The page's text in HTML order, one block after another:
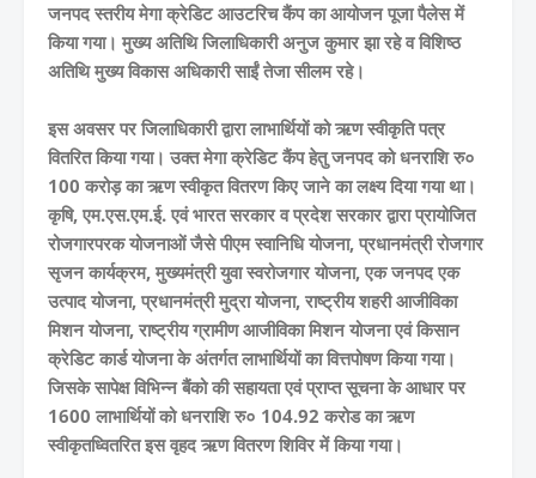
जनपद स्तरीय मेगा क्रेडिट आउटरिच कैंप का आयोजन पूजा पैलेस में
किया गया। मुख्य अतिथि जिलाधिकारी अनुज कुमार झा रहे व विशिष्ठ
अतिथि मुख्य विकास अधिकारी साईं तेजा सीलम रहे।
इस अवसर पर जिलाधिकारी द्वारा लाभार्थियों को ऋण स्वीकृति पत्र
वितरित किया गया। उक्त मेगा क्रेडिट कैंप हेतु जनपद को धनराशि रु०
100 करोड़ का ऋण स्वीकृत वितरण किए जाने का लक्ष्य दिया गया था।
कृषि, एम.एस.एम.ई. एवं भारत सरकार व प्रदेश सरकार द्वारा प्रायोजित
रोजगारपरक योजनाओं जैसे पीएम स्वानिधि योजना, प्रधानमंत्री रोजगार
सृजन कार्यक्रम, मुख्यमंत्री युवा स्वरोजगार योजना, एक जनपद एक
उत्पाद योजना, प्रधानमंत्री मुद्रा योजना, राष्ट्रीय शहरी आजीविका
मिशन योजना, राष्ट्रीय ग्रामीण आजीविका मिशन योजना एवं किसान
क्रेडिट कार्ड योजना के अंतर्गत लाभार्थियों का वित्तपोषण किया गया।
जिसके सापेक्ष विभिन्न बैंको की सहायता एवं प्राप्त सूचना के आधार पर
1600 लाभार्थियों को धनराशि रु० 104.92 करोड का ऋण
स्वीकृतध्वितरित इस वृहद ऋण वितरण शिविर में किया गया।